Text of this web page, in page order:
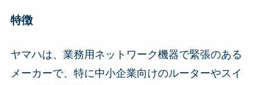
特徴
ヤマハは、業務用ネットワーク機器で緊張のある
メーカーで、特に中小企業向けのルーターやスイ